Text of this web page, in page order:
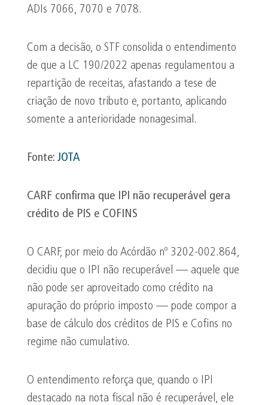
ADIs 7066, 7070 e 7078.
Com a decisão, o STF consolida o entendimento
de que a LC 190/2022 apenas regulamentou a
repartição de receitas, afastando a tese de
criação de novo tributo e, portanto, aplicando
somente a anterioridade nonagesimal.
Fonte: JOTA
CARF confirma que IPI não recuperável gera
crédito de PIS e COFINS
O CARF, por meio do Acórdão nº 3202-002.864,
decidiu que o IPI não recuperável — aquele que
não pode ser aproveitado como crédito na
apuração do próprio imposto — pode compor a
base de cálculo dos créditos de PIS e Cofins no
regime não cumulativo.
O entendimento reforça que, quando o IPI
destacado na nota fiscal não é recuperável, ele